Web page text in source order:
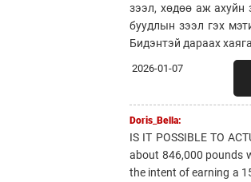
зээл, хөдөө аж
буудлын зээл гэх
Бидэнтэй дараах
2026-01-07
Doris_Bella:
IS IT POSSIBLE TO
about 846,000 pounds
the intent of earning a